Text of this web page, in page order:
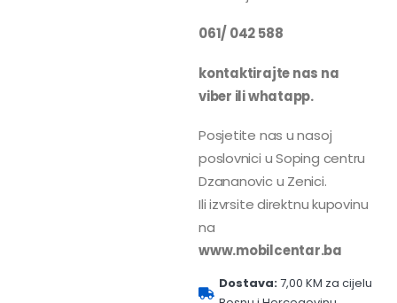
061/ 042 588
kontaktirajte nas na
viber ili whatapp.
Posjetite nas u nasoj
poslovnici u Soping centru
Dzananovic u Zenici.
Ili izvrsite direktnu kupovinu
na
www.mobilcentar.ba
Dostava:7,00 KM za cijelu